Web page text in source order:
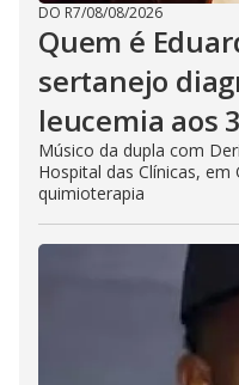
DO R7/08/08/2026
Quem é
sertanejo
leucemia aos
Músico da dupla com
Hospital das Clínicas, em
quimioterapia